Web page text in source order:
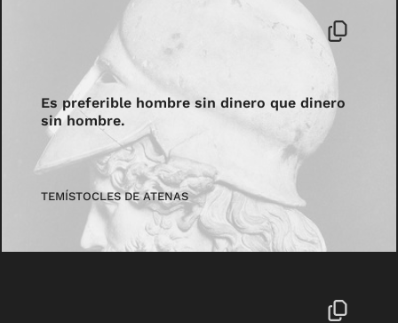
Es preferible hombre sin dinero que dinero
sin hombre.
TEMÍSTOCLES DE ATENAS